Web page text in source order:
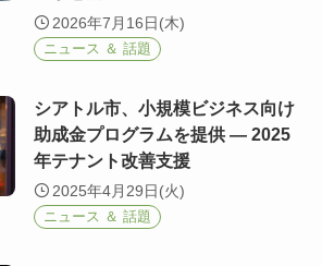
2026年7月16日(木)
ニュース ＆ 話題
シアトル市、小規模ビジネス向け
助成金プログラムを提供 — 2025
年テナント改善支援
2025年4月29日(火)
ニュース ＆ 話題